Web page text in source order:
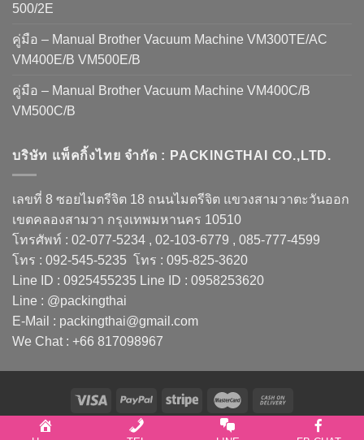
500/2E
คู่มือ – Manual Brother Vacuum Machine VM300TE/AC
VM400E/B VM500E/B
คู่มือ – Manual Brother Vacuum Machine VM400C/B
VM500C/B
บริษัท แพ็คกิ้งไทย จำกัด : PACKINGTHAI CO.,LTD.
เลขที่ 8 ซอยไมตรีจิต 18 ถนนไมตรีจิต แขวงสามวาตะวันออก
เขตคลองสามวา กรุงเทพมหานคร 10510
โทรศัพท์ : 02-077-5234 , 02-103-6779 , 085-777-4599
โทร : 092-545-5235 โทร : 095-825-3620
Line ID : 0925455235 Line ID : 0958253620
Line : @packingthai
E-Mail : packingthai@gmail.com
We Chat : +66 817098967
Copyright 2026 © PACKINGTHAI CO.,LTD.